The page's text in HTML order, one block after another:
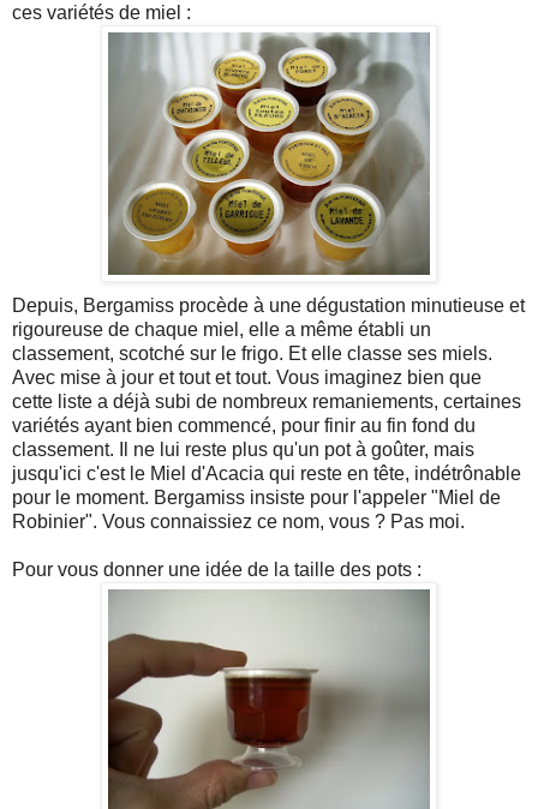
ces variétés de miel :
Depuis, Bergamiss procède à une dégustation minutieuse et
rigoureuse de chaque miel, elle a même établi un
classement, scotché sur le frigo. Et elle classe ses miels.
Avec mise à jour et tout et tout. Vous imaginez bien que
cette liste a déjà subi de nombreux remaniements, certaines
variétés ayant bien commencé, pour finir au fin fond du
classement. Il ne lui reste plus qu'un pot à goûter, mais
jusqu'ici c'est le Miel d'Acacia qui reste en tête, indétrônable
pour le moment. Bergamiss insiste pour l'appeler "Miel de
Robinier". Vous connaissiez ce nom, vous ? Pas moi.
Pour vous donner une idée de la taille des pots :